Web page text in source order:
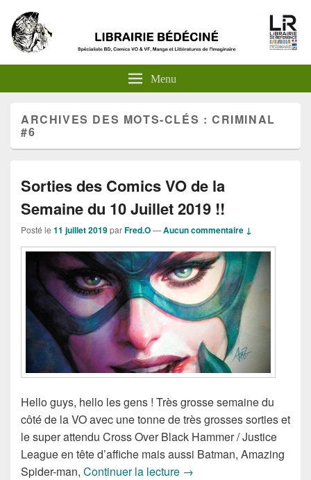
Menu
ARCHIVES DES MOTS-CLÉS :CRIMINAL
#6
Sorties des Comics VO de la
Semaine du 10 Juillet 2019 !!
Posté le 11 juillet 2019parFred.O—Aucun commentaire ↓
Hello guys, hello les gens ! Très grosse semaine du
côté de la VO avec une tonne de très grosses sorties et
le super attendu Cross Over Black Hammer / Justice
League en tête d’affiche mais aussi Batman, Amazing
Spider-man, Continuer la lecture Sorties des Comics VO
→